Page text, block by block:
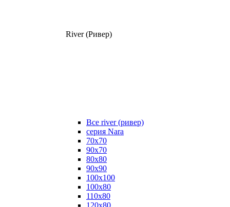
River (Ривер)
Все river (ривер)
серия Nara
70х70
90х70
80x80
90x90
100x100
100х80
110х80
120x80